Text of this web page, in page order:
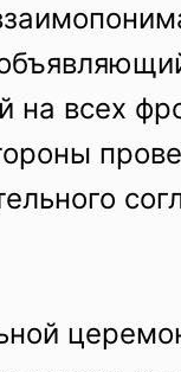
на всех